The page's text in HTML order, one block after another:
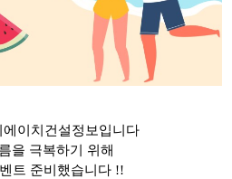
에이치건설정보입니다
을 극복하기 위해
트 준비했습니다 !!